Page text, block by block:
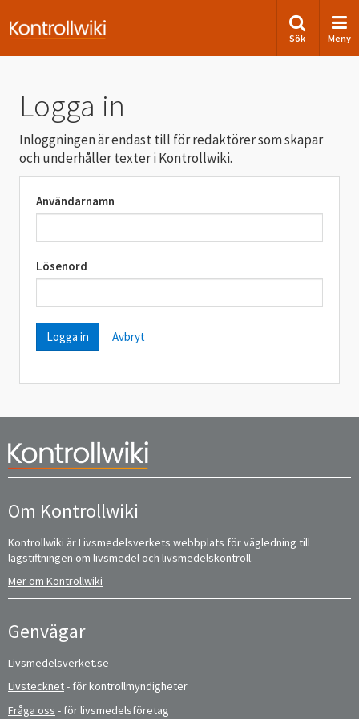
Sök Meny
Logga in
Inloggningen är endast till för redaktörer som skapar
och underhåller texter i Kontrollwiki.
Användarnamn
Lösenord
Avbryt
Om Kontrollwiki
Kontrollwiki är Livsmedelsverkets webbplats för vägledning till
lagstiftningen om livsmedel och livsmedelskontroll.
Mer om Kontrollwiki
Genvägar
Livsmedelsverket.se
Livstecknet- för kontrollmyndigheter
Fråga oss - för livsmedelsföretag